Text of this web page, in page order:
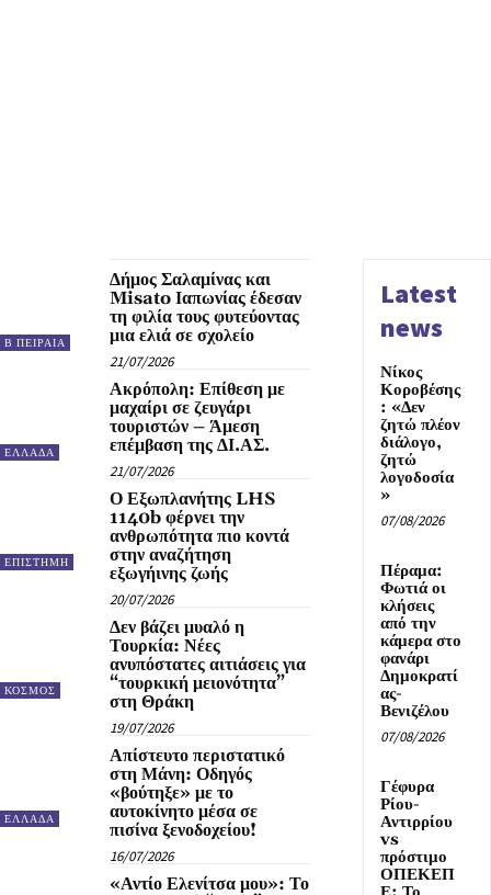
Β ΠΕΙΡΑΙΑ
Δήμος Σαλαμίνας και
Misato Ιαπωνίας έδεσαν
τη φιλία τους φυτεύοντας
μια ελιά σε σχολείο
21/07/2026
ΕΛΛΑΔΑ
Ακρόπολη: Επίθεση με
μαχαίρι σε ζευγάρι
τουριστών – Άμεση
επέμβαση της ΔΙ.ΑΣ.
21/07/2026
ΕΠΙΣΤΗΜΗ
Ο Εξωπλανήτης LHS
1140b φέρνει την
ανθρωπότητα πιο κοντά
στην αναζήτηση
εξωγήινης ζωής
20/07/2026
ΚΟΣΜΟΣ
Δεν βάζει μυαλό η
Τουρκία: Νέες
ανυπόστατες αιτιάσεις για
“τουρκική μειονότητα”
στη Θράκη
19/07/2026
ΕΛΛΑΔΑ
Απίστευτο περιστατικό
στη Μάνη: Οδηγός
«βούτηξε» με το
αυτοκίνητο μέσα σε
πισίνα ξενοδοχείου!
16/07/2026
«Αντίο Ελενίτσα μου»: Το
Latest
news
Νίκος
Κοροβέσης
: «Δεν
ζητώ πλέον
διάλογο,
ζητώ
λογοδοσία
»
07/08/2026
Πέραμα:
Φωτιά οι
κλήσεις
από την
κάμερα στο
φανάρι
Δημοκρατί
ας-
Βενιζέλου
07/08/2026
Γέφυρα
Ρίου-
Αντιρρίου
vs
πρόστιμο
ΟΠΕΚΕΠ